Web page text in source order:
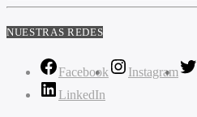
NUESTRAS REDES
Facebook Instagram
LinkedIn